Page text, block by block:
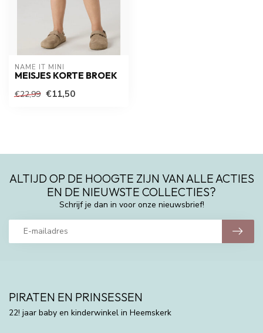
NAME IT MINI
MEISJES KORTE BROEK
€22,99 €11,50
ALTIJD OP DE HOOGTE ZIJN VAN ALLE ACTIES
EN DE NIEUWSTE COLLECTIES?
Schrijf je dan in voor onze nieuwsbrief!
PIRATEN EN PRINSESSEN
22! jaar baby en kinderwinkel in Heemskerk